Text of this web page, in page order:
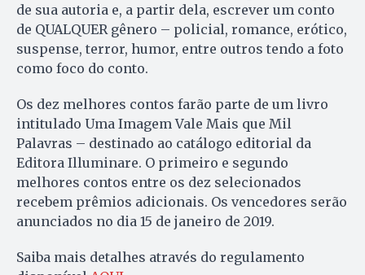
de sua autoria e, a partir dela, escrever um conto
de QUALQUER gênero – policial, romance, erótico,
suspense, terror, humor, entre outros tendo a foto
como foco do conto.
Os dez melhores contos farão parte de um livro
intitulado Uma Imagem Vale Mais que Mil
Palavras – destinado ao catálogo editorial da
Editora Illuminare. O primeiro e segundo
melhores contos entre os dez selecionados
recebem prêmios adicionais. Os vencedores serão
anunciados no dia 15 de janeiro de 2019.
Saiba mais detalhes através do regulamento